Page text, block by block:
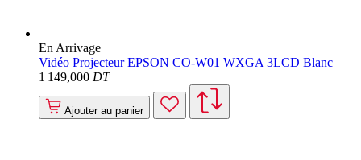
En Arrivage
Vidéo Projecteur EPSON CO-W01 WXGA 3LCD Blanc
1 149,000 DT
Ajouter au panier